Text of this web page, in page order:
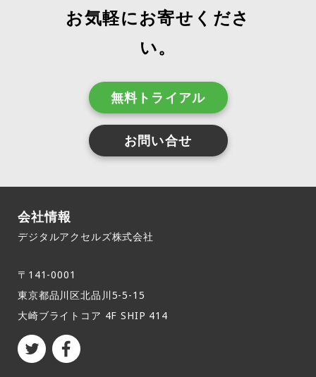
お気軽にお寄せくださ
い。
無料トライアル
お問い合せ
会社情報
デジタルアクセルズ株式会社
〒141-0001
東京都品川区北品川5-5-15​
大崎ブライトコア 4F SHIP 414